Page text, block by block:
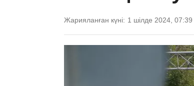
Жарияланған күні: 1 шілде 2024, 07:39